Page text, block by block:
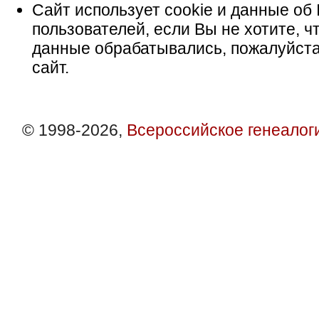
Сайт использует cookie и данные об
пользователей, если Вы не хотите,
данные обрабатывались,
сайт.
© 1998-2026, Всероссийское